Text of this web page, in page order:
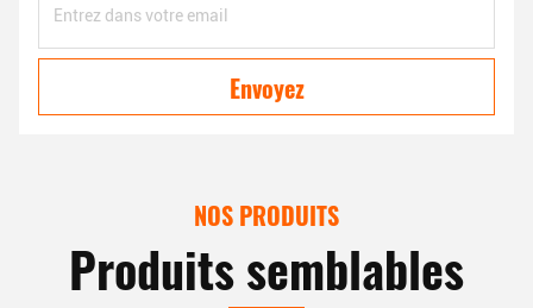
Envoyez
NOS PRODUITS
Produits semblables